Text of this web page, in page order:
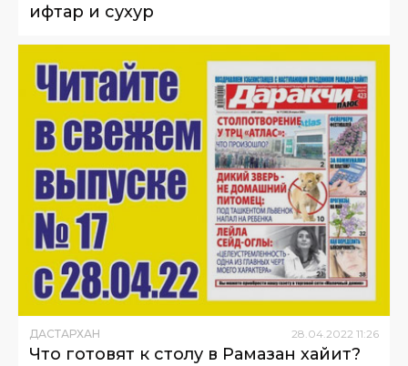
ифтар и сухур
ДАСТАРХАН 28.04.2022 11:26
Что готовят к столу в Рамазан хайит?